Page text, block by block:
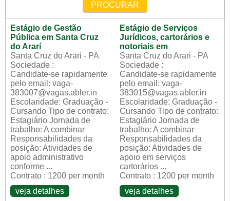
PROCURAR
Estágio de Gestão
Pública em Santa Cruz
do Ararí
Santa Cruz do Arari - PA
Sociedade :
Candidate-se rapidamente
pelo email: vaga-
383007@vagas.abler.in
Escolaridade: Graduação -
Cursando Tipo de contrato:
Estagiário Jornada de
trabalho: A combinar
Responsabilidades da
posição: Atividades de
apoio administrativo
conforme ...
Contrato : 1200 per month
veja detalhes
Estágio de Serviços
Jurídicos, cartorários e
notoriais em
Santa Cruz do Arari - PA
Sociedade :
Candidate-se rapidamente
pelo email: vaga-
383015@vagas.abler.in
Escolaridade: Graduação -
Cursando Tipo de contrato:
Estagiário Jornada de
trabalho: A combinar
Responsabilidades da
posição: Atividades de
apoio em serviços
cartorários ...
Contrato : 1200 per month
veja detalhes